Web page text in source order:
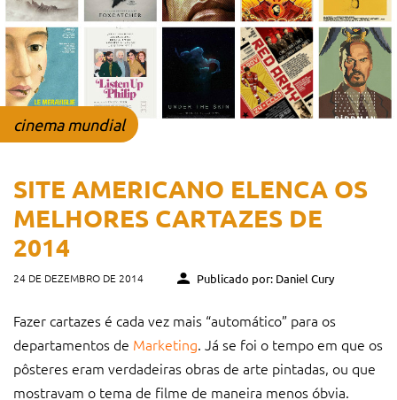
cinema mundial
SITE AMERICANO ELENCA OS
MELHORES CARTAZES DE
2014
24 DE DEZEMBRO DE 2014 Publicado por: Daniel Cury
Fazer cartazes é cada vez mais “automático” para os
departamentos de Marketing. Já se foi o tempo em que os
pôsteres eram verdadeiras obras de arte pintadas, ou que
mostravam o tema de filme de maneira menos óbvia.